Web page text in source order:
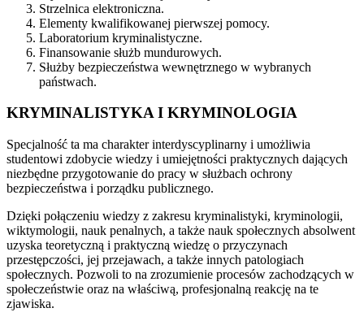
Strzelnica elektroniczna.
Elementy kwalifikowanej pierwszej pomocy.
Laboratorium kryminalistyczne.
Finansowanie służb mundurowych.
Służby bezpieczeństwa wewnętrznego w wybranych
państwach.
KRYMINALISTYKA I KRYMINOLOGIA
Specjalność ta ma charakter interdyscyplinarny i umożliwia
studentowi zdobycie wiedzy i umiejętności praktycznych dających
niezbędne przygotowanie do pracy w służbach ochrony
bezpieczeństwa i porządku publicznego.
Dzięki połączeniu wiedzy z zakresu kryminalistyki, kryminologii,
wiktymologii, nauk penalnych, a także nauk społecznych absolwent
uzyska teoretyczną i praktyczną wiedzę o przyczynach
przestępczości, jej przejawach, a także innych patologiach
społecznych. Pozwoli to na zrozumienie procesów zachodzących w
społeczeństwie oraz na właściwą, profesjonalną reakcję na te
zjawiska.